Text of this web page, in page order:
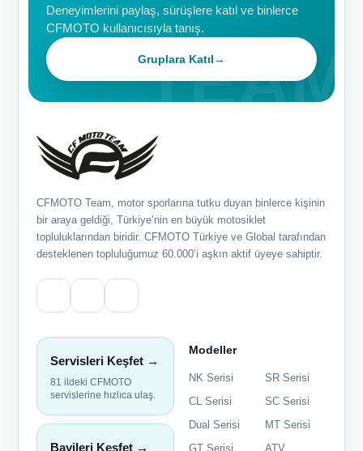
Deneyimlerini paylaş, sürüşlere katıl ve binlerce
CFMOTO kullanıcısıyla tanış.
Gruplara Katıl→
CFMOTO Team, motor sporlarına tutku duyan binlerce kişinin
bir araya geldiği, Türkiye’nin en büyük motosiklet
topluluklarından biridir. CFMOTO Türkiye ve Global tarafından
desteklenen topluluğumuz 60.000’i aşkın aktif üyeye sahiptir.
Servisleri Keşfet →
81 ildeki CFMOTO
servislerine hızlıca ulaş.
Bayileri Keşfet →
Modeller
NK Serisi
SR Serisi
CL Serisi
SC Serisi
Dual Serisi
MT Serisi
GT Serisi
ATV